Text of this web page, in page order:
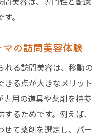
。
の訪問美容体験
れる訪問美容は、移動の
きる点が大きなメリット
専用の道具や薬剤を持参
るためです。例えば、
せて薬剤を選定し、パー